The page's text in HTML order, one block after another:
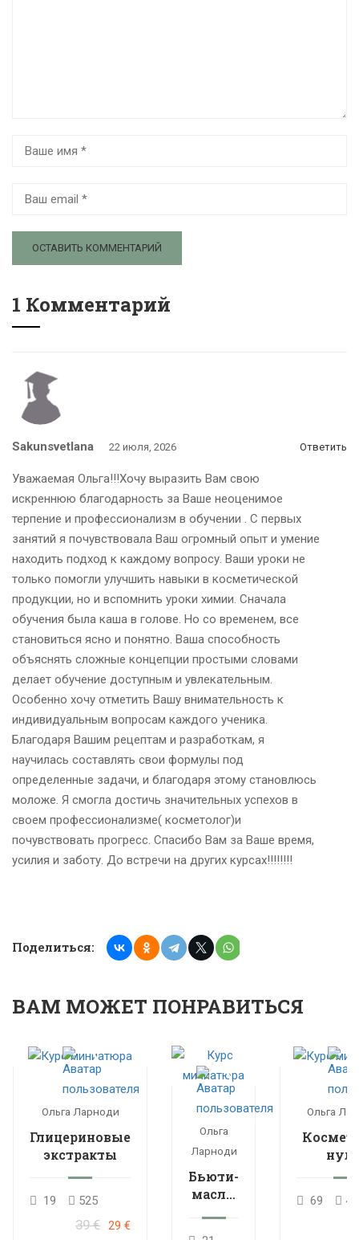
1 Комментарий
Sakunsvetlana 22 июля, 2026 Ответить
Уважаемая Ольга!!!Хочу выразить Вам свою
искреннюю благодарность за Ваше неоценимое
терпение и профессионализм в обучении . С первых
занятий я почувствовала Ваш огромный опыт и умение
находить подход к каждому вопросу. Ваши уроки не
только помогли улучшить навыки в косметической
продукции, но и вспомнить уроки химии. Сначала
обучения была каша в голове. Но со временем, все
становиться ясно и понятно. Ваша способность
объяснять сложные концепции простыми словами
делает обучение доступным и увлекательным.
Особенно хочу отметить Вашу внимательность к
индивидуальным вопросам каждого ученика.
Благодаря Вашим рецептам и разработкам, я
научилась составлять свои формулы под
определенные задачи, и благодаря этому становлюсь
моложе. Я смогла достичь значительных успехов в
своем профессионализме( косметолог)и
почувствовать прогресс. Спасибо Вам за Ваше время,
усилия и заботу. До встречи на других курсах!!!!!!!!
Поделиться:
ВАМ МОЖЕТ ПОНРАВИТЬСЯ
Ольга Ларноди
Глицериновые
экстракты
19 525
39 € 29 €
Ольга
Ларноди
Бьюти-
масла:
Ольга
69